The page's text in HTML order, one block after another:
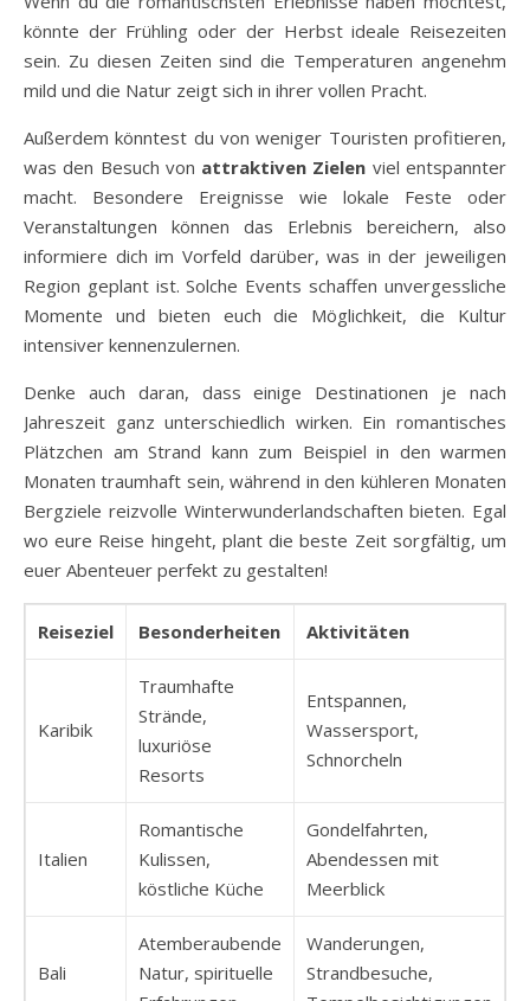
könnte der Frühling oder der Herbst ideale Reisezeiten
sein. Zu diesen Zeiten sind die Temperaturen angenehm
mild und die Natur zeigt sich in ihrer vollen Pracht.
Außerdem könntest du von weniger Touristen profitieren,
was den Besuch von attraktiven Zielen viel entspannter
macht. Besondere Ereignisse wie lokale Feste oder
Veranstaltungen können das Erlebnis bereichern, also
informiere dich im Vorfeld darüber, was in der jeweiligen
Region geplant ist. Solche Events schaffen unvergessliche
Momente und bieten euch die Möglichkeit, die Kultur
intensiver kennenzulernen.
Denke auch daran, dass einige Destinationen je nach
Jahreszeit ganz unterschiedlich wirken. Ein romantisches
Plätzchen am Strand kann zum Beispiel in den warmen
Monaten traumhaft sein, während in den kühleren Monaten
Bergziele reizvolle Winterwunderlandschaften bieten. Egal
wo eure Reise hingeht, plant die beste Zeit sorgfältig, um
euer Abenteuer perfekt zu gestalten!
Reiseziel Besonderheiten Aktivitäten
Karibik
Traumhafte
Strände,
luxuriöse
Resorts
Entspannen,
Wassersport,
Schnorcheln
Italien
Romantische
Kulissen,
köstliche Küche
Gondelfahrten,
Abendessen mit
Meerblick
Bali
Atemberaubende
Natur, spirituelle
Wanderungen,
Strandbesuche,